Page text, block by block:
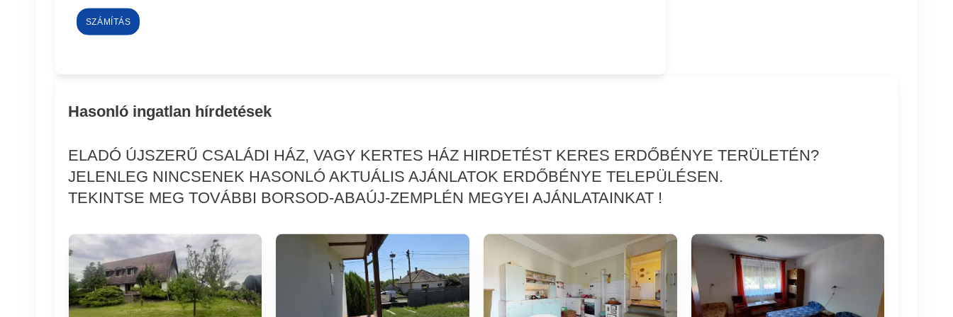
SZÁMÍTÁS
Hasonló ingatlan hírdetések
ELADÓ ÚJSZERŰ CSALÁDI HÁZ, VAGY KERTES HÁZ HIRDETÉST KERES ERDŐBÉNYE TERÜLETÉN?
JELENLEG NINCSENEK HASONLÓ AKTUÁLIS AJÁNLATOK ERDŐBÉNYE TELEPÜLÉSEN.
TEKINTSE MEG TOVÁBBI BORSOD-ABAÚJ-ZEMPLÉN MEGYEI AJÁNLATAINKAT !